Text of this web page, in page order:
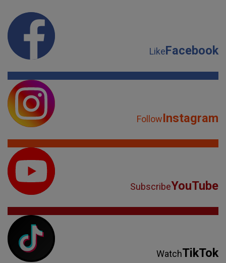
LikeFacebook
FollowInstagram
SubscribeYouTube
WatchTikTok